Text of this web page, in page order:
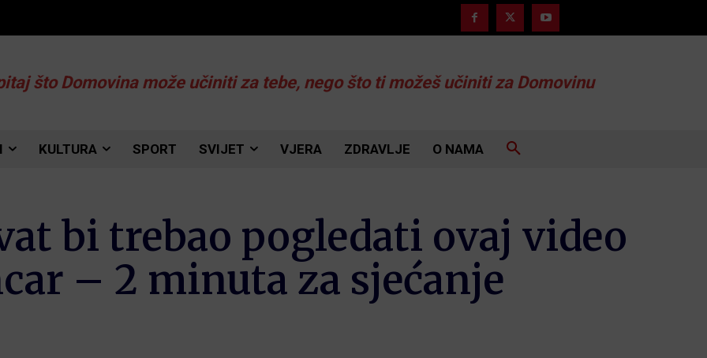
što Domovina može učiniti za tebe, nego što ti možeš učiniti za Domovinu
KULTURA SPORT SVIJET VJERA ZDRAVLJE O NAMA
bi trebao pogledati ovaj video
– 2 minuta za sjećanje